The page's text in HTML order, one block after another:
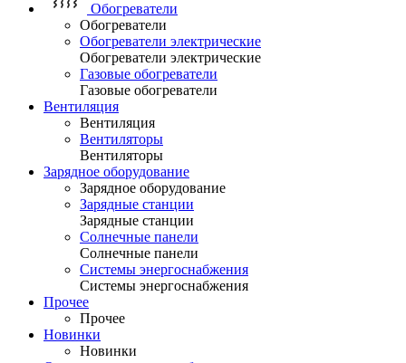
Обогреватели
Обогреватели
Обогреватели электрические
Обогреватели электрические
Газовые обогреватели
Газовые обогреватели
Вентиляция
Вентиляция
Вентиляторы
Вентиляторы
Зарядное оборудование
Зарядное оборудование
Зарядные станции
Зарядные станции
Солнечные панели
Солнечные панели
Системы энергоснабжения
Системы энергоснабжения
Прочее
Прочее
Новинки
Новинки